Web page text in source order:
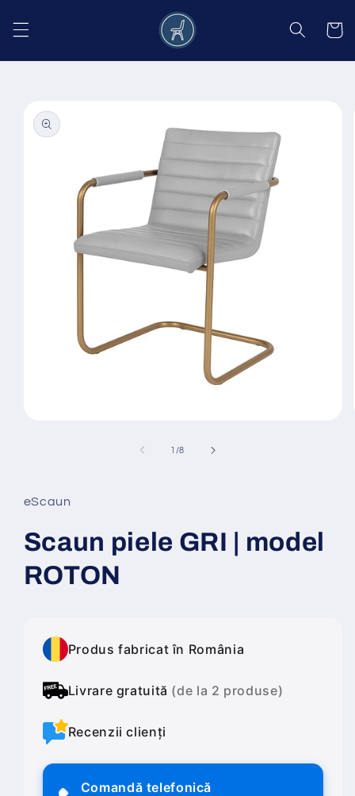
conținut
Coș
informațiile
despre
produs
fereastră
modală
1 /din
8
eScaun
Scaun piele GRI | model
ROTON
Produs fabricat în România
Livrare gratuită (de la 2 produse)
Recenzii clienți
Comandă telefonică